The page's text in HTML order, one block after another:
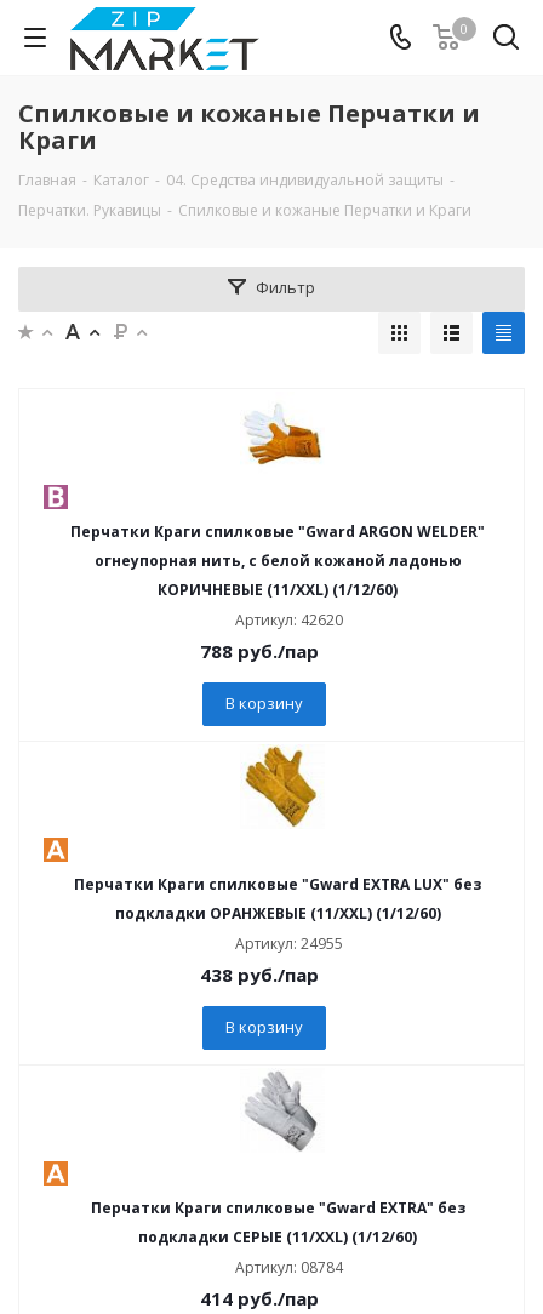
0
Спилковые и кожаные Перчатки и
Краги
Главная - Каталог - 04. Средства индивидуальной защиты -
Перчатки. Рукавицы - Спилковые и кожаные Перчатки и Краги
Фильтр
Перчатки Краги спилковые "Gward ARGON WELDER"
огнеупорная нить, с белой кожаной ладонью
КОРИЧНЕВЫЕ (11/XXL) (1/12/60)
Артикул: 42620
788 руб./пар
В корзину
Перчатки Краги спилковые "Gward EXTRA LUX" без
подкладки ОРАНЖЕВЫЕ (11/XXL) (1/12/60)
Артикул: 24955
438 руб./пар
В корзину
Перчатки Краги спилковые "Gward EXTRA" без
подкладки СЕРЫЕ (11/XXL) (1/12/60)
Артикул: 08784
414 руб./пар